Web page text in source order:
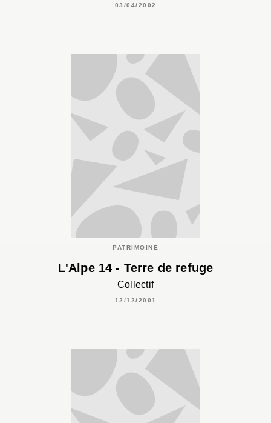
03/04/2002
PATRIMOINE
L'Alpe 14 - Terre de refuge
Collectif
12/12/2001